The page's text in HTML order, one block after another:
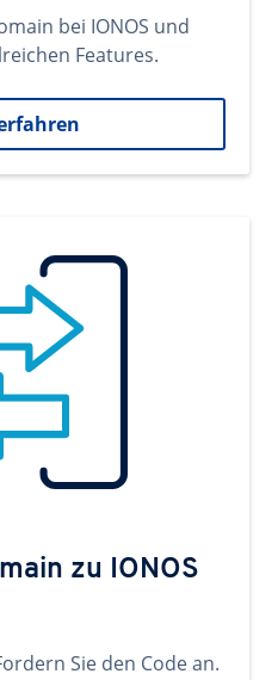
bei IONOS und
Features.
zu IONOS
Sie den Code an.